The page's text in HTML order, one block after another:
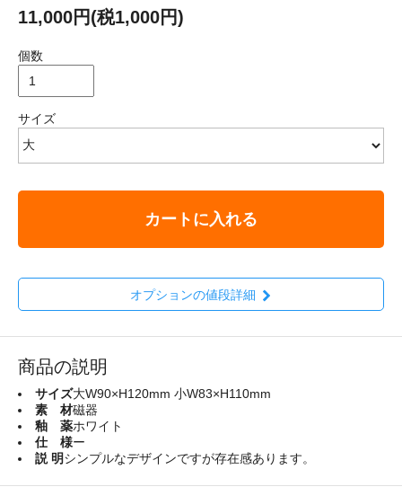
11,000円(税1,000円)
個数
サイズ
カートに入れる
オプションの値段詳細
商品の説明
サイズ大W90×H120mm 小W83×H110mm
素 材磁器
釉 薬ホワイト
仕 様ー
説 明シンプルなデザインですが存在感あります。